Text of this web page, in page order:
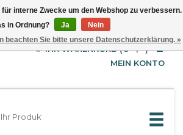
EUR
GBP
USD
English
Français
IHR WARENKORB (€--,--)
MEIN KONTO
interne Zwecke um den Webshop zu verbessern.
in Ordnung?
Ja
Nein
beachten Sie bitte unsere Datenschutzerklärung. »